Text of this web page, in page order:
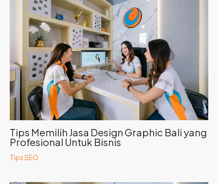
Tips Memilih Jasa Design Graphic Bali yang
Profesional Untuk Bisnis
Tips SEO